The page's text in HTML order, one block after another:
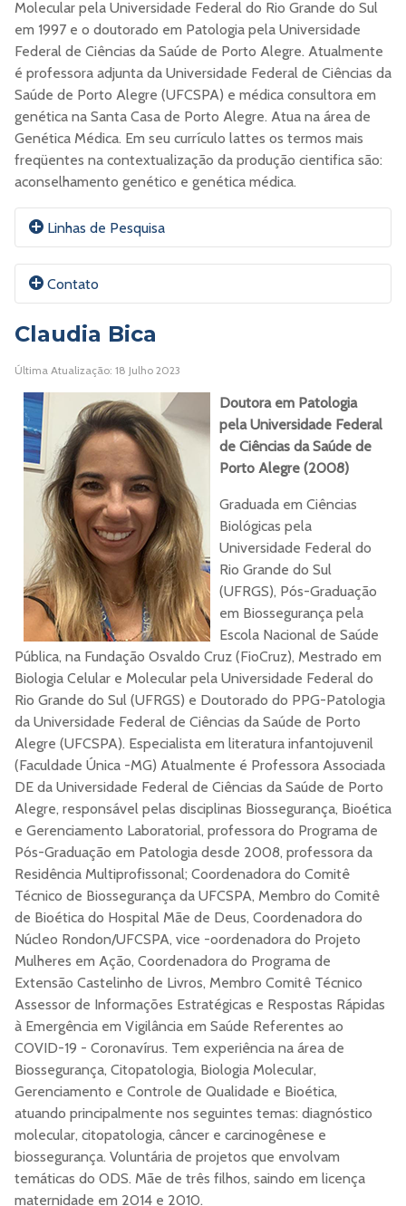
Molecular pela Universidade Federal do Rio Grande do Sul
em 1997 e o doutorado em Patologia pela Universidade
Federal de Ciências da Saúde de Porto Alegre. Atualmente
é professora adjunta da Universidade Federal de Ciências da
Saúde de Porto Alegre (UFCSPA) e médica consultora em
genética na Santa Casa de Porto Alegre. Atua na área de
Genética Médica. Em seu currículo lattes os termos mais
freqüentes na contextualização da produção cientifica são:
aconselhamento genético e genética médica.
Linhas de Pesquisa
-
Em construção.
Contato
E-mail:Carlagr@UFCSPA.edu.br
ORCID
Currículo Lattes
Site
Claudia Bica
Última Atualização: 18 Julho 2023
Doutora em Patologia
pela Universidade Federal
de Ciências da Saúde de
Porto Alegre (2008)
Graduada em Ciências
Biológicas pela
Universidade Federal do
Rio Grande do Sul
(UFRGS), Pós-Graduação
em Biossegurança pela
Escola Nacional de Saúde
Pública, na Fundação Osvaldo Cruz (FioCruz), Mestrado em
Biologia Celular e Molecular pela Universidade Federal do
Rio Grande do Sul (UFRGS) e Doutorado do PPG-Patologia
da Universidade Federal de Ciências da Saúde de Porto
Alegre (UFCSPA). Especialista em literatura infantojuvenil
(Faculdade Única -MG) Atualmente é Professora Associada
DE da Universidade Federal de Ciências da Saúde de Porto
Alegre, responsável pelas disciplinas Biossegurança, Bioética
e Gerenciamento Laboratorial, professora do Programa de
Pós-Graduação em Patologia desde 2008, professora da
Residência Multiprofissonal; Coordenadora do Comitê
Técnico de Biossegurança da UFCSPA, Membro do Comitê
de Bioética do Hospital Mãe de Deus, Coordenadora do
Núcleo Rondon/UFCSPA, vice -oordenadora do Projeto
Mulheres em Ação, Coordenadora do Programa de
Extensão Castelinho de Livros, Membro Comitê Técnico
Assessor de Informações Estratégicas e Respostas Rápidas
à Emergência em Vigilância em Saúde Referentes ao
COVID-19 - Coronavírus. Tem experiência na área de
Biossegurança, Citopatologia, Biologia Molecular,
Gerenciamento e Controle de Qualidade e Bioética,
atuando principalmente nos seguintes temas: diagnóstico
molecular, citopatologia, câncer e carcinogênese e
biossegurança. Voluntária de projetos que envolvam
temáticas do ODS. Mãe de três filhos, saindo em licença
maternidade em 2014 e 2010.